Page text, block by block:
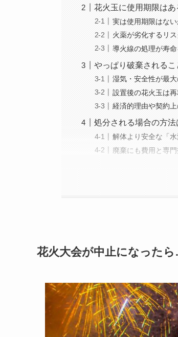
花火玉に使用期限は
実は使用期限はな
火薬が劣化するリ
導火線の処理が寿
やっぱり破棄される
湿気・安全性が最
設置後の花火玉は
経済的理由や契約
処分される場合の方
解体より安全な「
廃棄にも費用と専
花火大会が中止になった